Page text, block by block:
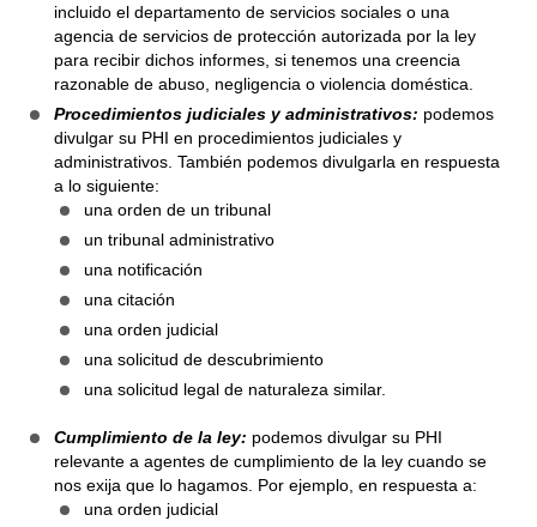
incluido el departamento de servicios sociales o una
agencia de servicios de protección autorizada por la ley
para recibir dichos informes, si tenemos una creencia
razonable de abuso, negligencia o violencia doméstica.
Procedimientos judiciales y administrativos: podemos
divulgar su PHI en procedimientos judiciales y
administrativos. También podemos divulgarla en respuesta
a lo siguiente:
una orden de un tribunal
un tribunal administrativo
una notificación
una citación
una orden judicial
una solicitud de descubrimiento
una solicitud legal de naturaleza similar.
Cumplimiento de la ley: podemos divulgar su PHI
relevante a agentes de cumplimiento de la ley cuando se
nos exija que lo hagamos. Por ejemplo, en respuesta a:
una orden judicial